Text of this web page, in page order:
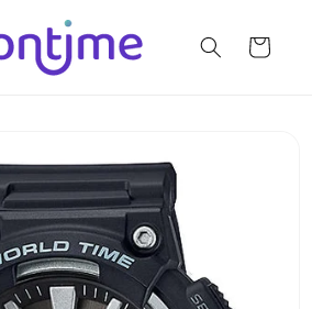
Carrito